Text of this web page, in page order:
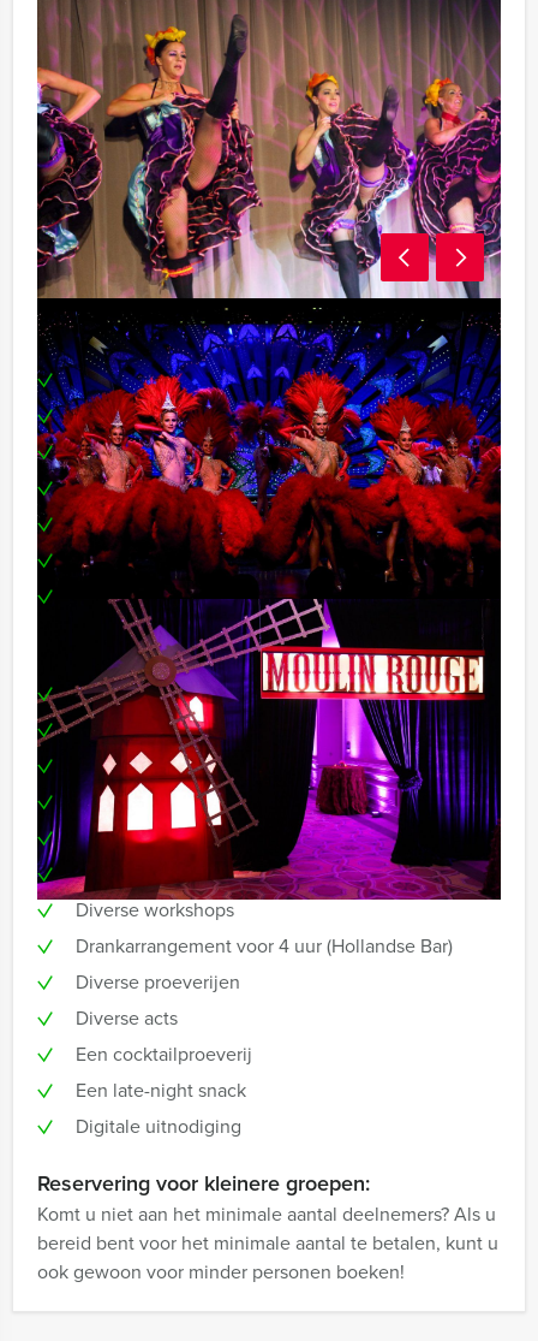
Inclusief:
Ontvangst met bubbels
DJ (incl. apparatuur)
Aankleding in stijl
Zangeres
Casino tafel(s)
Croupier(s)
Toplocatie
Optioneel
Gastvrouwen
Fotograaf of Fotobooth met bijpassende props
Moulin Rouge danseressen
Moulin Rouge workshop
Uitgebreid buffet
Table Magic
Diverse workshops
Drankarrangement voor 4 uur (Hollandse Bar)
Diverse proeverijen
Diverse acts
Een cocktailproeverij
Een late-night snack
Digitale uitnodiging
Reservering voor kleinere groepen:
Komt u niet aan het minimale aantal deelnemers? Als u
bereid bent voor het minimale aantal te betalen, kunt u
ook gewoon voor minder personen boeken!